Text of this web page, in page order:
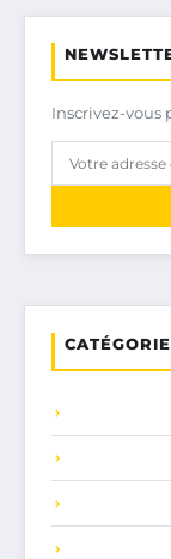
Inscrivez-vous